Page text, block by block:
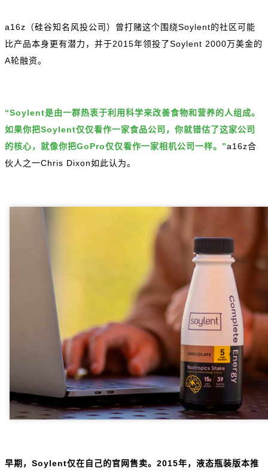
a16z（硅谷知名风投公司）曾打赌这个围绕Soylent的社区可能
比产品本身更有潜力，并于2015年领投了Soylent 2000万美金的
A轮融资。
“Soylent是由一群热衷于利用科学来改善食物和营养的人组成。
如果你把Soylent仅仅看作一家食品公司，你就错估了这家公司
的核心，就像你把GoPro仅仅看作一家相机公司一样。”a16z合
伙人之一Chris Dixon如此认为。
早期，Soylent仅在自己的官网售卖。2015年，液态瓶装版本推